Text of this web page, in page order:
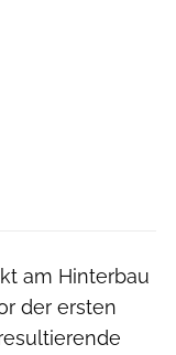
am Hinterbau
der ersten